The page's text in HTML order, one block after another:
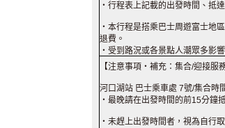
・行程表上記載的出發時間、抵
・本行程是搭乘巴士周遊富士地
退費。
・受到路況或各景點人潮眾多影
【注意事項・補充：集合/迎接服
河口湖站 巴士乘車處 7號/集合時
・最晚請在出發時間的前15分鐘
・未趕上出發時間者，視為自行